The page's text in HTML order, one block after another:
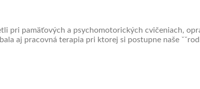
pri pamäťových a psychomotorických cvičeniach,
aj pracovná terapia pri ktorej si postupne naše